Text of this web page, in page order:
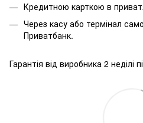
Кредитною карткою в
Через касу або термінал
Приватбанк.
Гарантія від виробника 2 неділі